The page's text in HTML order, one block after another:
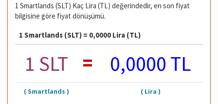
1 Smartlands (SLT) Kaç Lira (TL) değerindedir, en son fiyat
bilgisine göre fiyat dönüşümü.
1 Smartlands (SLT) = 0,0000 Lira (TL)
1 SLT = 0,0000 TL
( Smartlands ) ( Lira )